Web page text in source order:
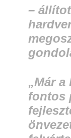
–
„Már
fontos